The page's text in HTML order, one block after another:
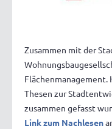
Zusammen mit der
Flächenmanagement.
Thesen zur
zusammen gefasst
Link zum Nachlesen